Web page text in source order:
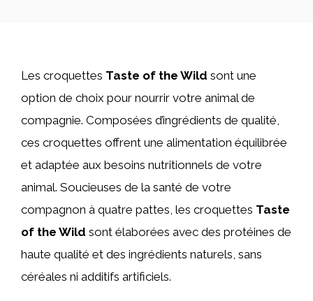
Les croquettes Taste of the Wild sont une
option de choix pour nourrir votre animal de
compagnie. Composées d’ingrédients de qualité,
ces croquettes offrent une alimentation équilibrée
et adaptée aux besoins nutritionnels de votre
animal. Soucieuses de la santé de votre
compagnon à quatre pattes, les croquettes Taste
of the Wild sont élaborées avec des protéines de
haute qualité et des ingrédients naturels, sans
céréales ni additifs artificiels.